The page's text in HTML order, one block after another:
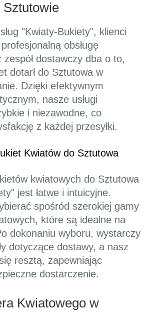
Sztutowie
"Kwiaty-Bukiety", klienci
obsługę
zespół dostawczy dba o to,
dotarł do Sztutowa w
Dzięki efektywnym
nasze usługi
i niezawodne, co
z każdej przesyłki.
Kwiatów do Sztutowa
kwiatowych do Sztutowa
jest łatwe i intuicyjne.
spośród szerokiej gamy
które są idealne na
dokonaniu wyboru, wystarczy
dotyczące dostawy, a nasz
resztą, zapewniając
dostarczenie.
Kwiatowego w